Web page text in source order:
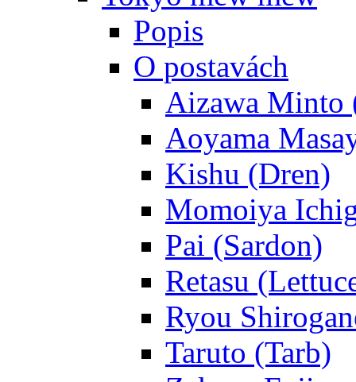
Popis
O postavách
Aizawa Minto
Aoyama
Kishu (Dren)
Momoiya
Pai (Sardon)
Retasu
Ryou
Taruto (Tarb)